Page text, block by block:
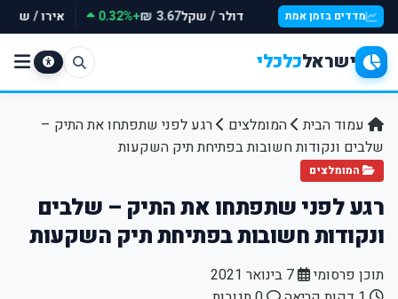
מדדים בזמן אמת דולר / שקל3.67 ₪
+0.32% אירו / שקל
ישראלכלכלי
עמוד הבית המומלצים
רגע לפני שתפתחו את התיק –
שלבים ונקודות חשובות בפתיחת תיק השקעות
המומלצים
רגע לפני שתפתחו את התיק – שלבים
ונקודות חשובות בפתיחת תיק השקעות
תוכן פרסומי